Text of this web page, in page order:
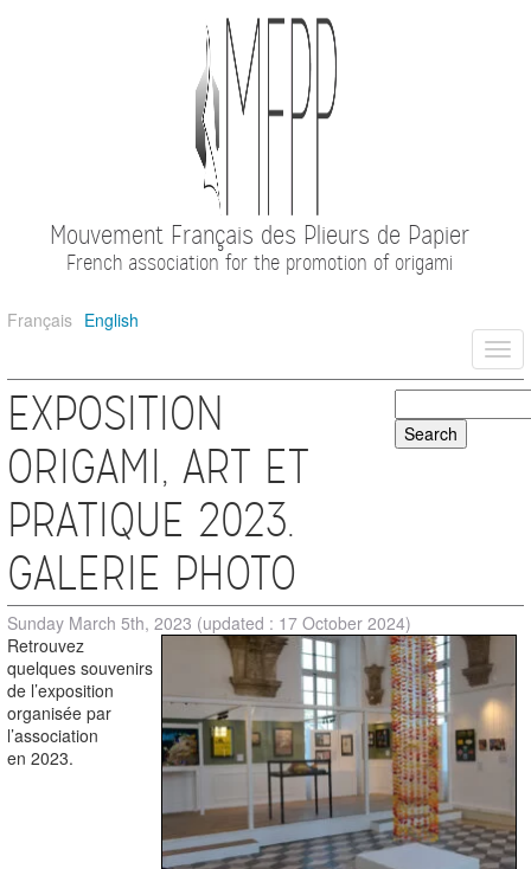
Mouvement Français des Plieurs de Papier
French association for the promotion of origami
Français English
EXPOSITION
ORIGAMI, ART ET
PRATIQUE 2023.
GALERIE PHOTO
Sunday March 5th, 2023 (updated : 17 October 2024)
Retrouvez
quelques souvenirs
de l’exposition
organisée par
l’association
en 2023.